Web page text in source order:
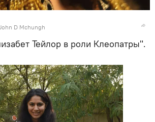
D Mchungh
Тейлор в роли Клеопатры".